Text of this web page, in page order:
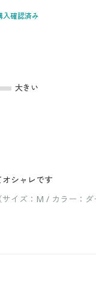
入確認済み
大きい
シャレです
イズ：M / カラー：ダ